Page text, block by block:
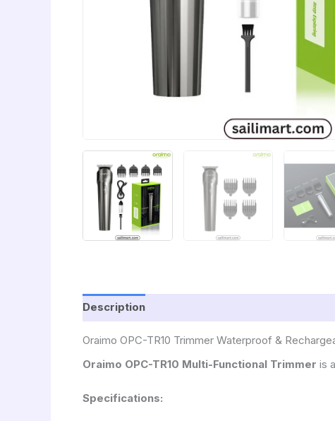
Description
Oraimo OPC-TR10 Trimmer Waterproof &
Oraimo OPC-TR10 Multi-Functional Trimmer is
Specifications: